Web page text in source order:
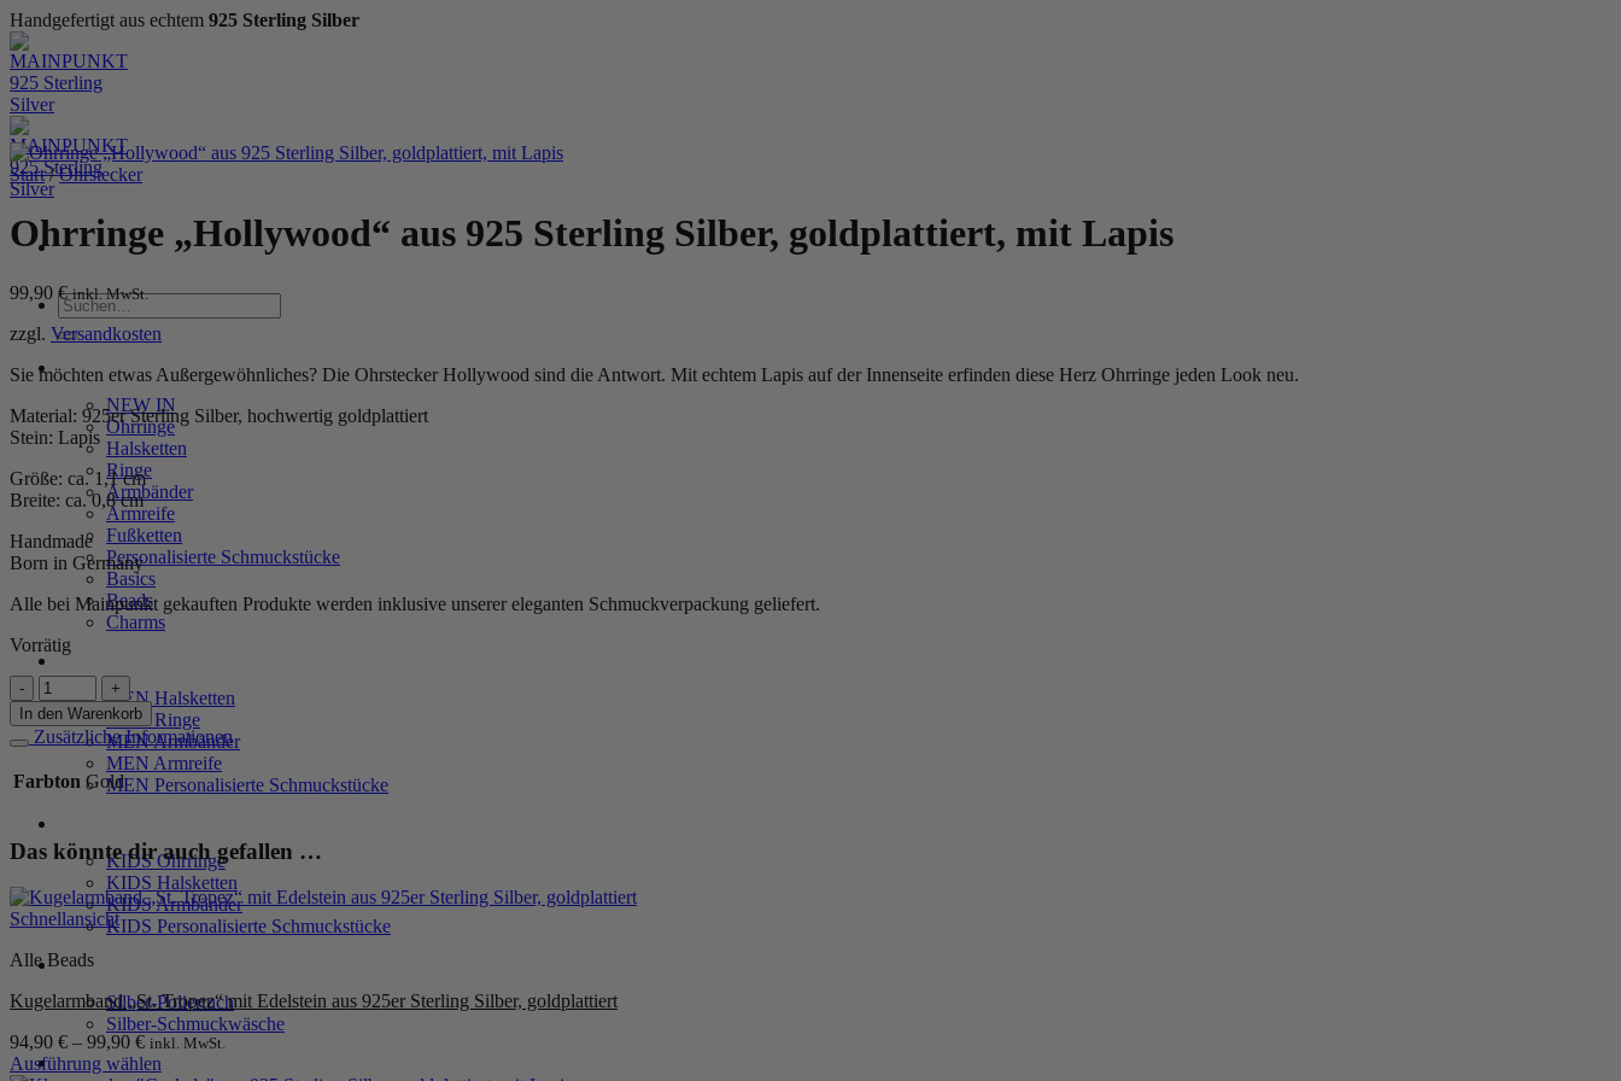
Handgefertigt aus echtem 925 Sterling Silber
Zum
Inhalt
springen
Suchen
nach:
WOMEN
NEW IN
Ohrringe
Halsketten
Ringe
Armbänder
Armreife
Fußketten
Personalisierte Schmuckstücke
Basics
Beads
Charms
MEN
MEN Halsketten
MEN Ringe
MEN Armbänder
MEN Armreife
MEN Personalisierte Schmuckstücke
KIDS Ohrringe
KIDS Halsketten
KIDS Armbänder
KIDS Personalisierte Schmuckstücke
PRODUKTPFLEGE
Silber-Poliertuch
Silber-Schmuckwäsche
SERVICE
Start / Ohrstecker
Ohrringe „Hollywood“ aus 925 Sterling Silber, goldplattiert, mit Lapis
99,90 € inkl. MwSt.
zzgl. Versandkosten
Sie möchten etwas Außergewöhnliches? Die Ohrstecker Hollywood sind die Antwort. Mit echtem Lapis auf der Innenseite erfinden diese Herz Ohrringe jeden Look neu.
Material: 925er Sterling Silber, hochwertig goldplattiert
Stein: Lapis
Größe: ca. 1,1 cm
Breite: ca. 0,8 cm
Handmade
Born in Germany
Alle bei Mainpunkt gekauften Produkte werden inklusive unserer eleganten Schmuckverpackung geliefert.
Vorrätig
Ohrringe
„Hollywood“
aus
925
Sterling
Silber,
Lapis
Menge
In den Warenkorb
Zusätzliche Informationen
Farbton Gold
Das könnte dir auch gefallen …
Schnellansicht
Alle Beads
Kugelarmband „St. Tropez“ mit Edelstein aus 925er Sterling Silber, goldplattiert
94,90 € – 99,90 € inkl. MwSt.
Ausführung wählen